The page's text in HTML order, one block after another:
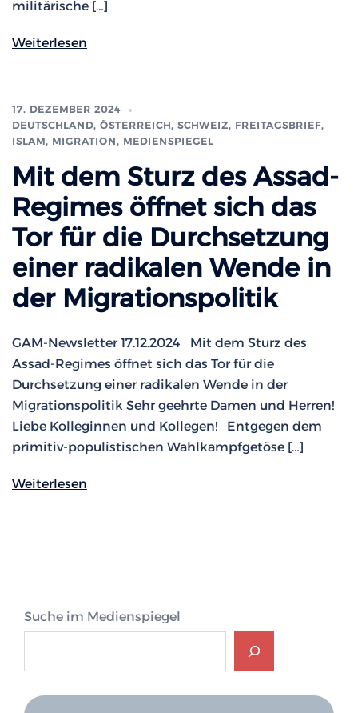
militärische […]
Weiterlesen
17. DEZEMBER 2024
DEUTSCHLAND, ÖSTERREICH, SCHWEIZ, FREITAGSBRIEF,
ISLAM, MIGRATION, MEDIENSPIEGEL
Mit dem Sturz des Assad-
Regimes öffnet sich das
Tor für die Durchsetzung
einer radikalen Wende in
der Migrationspolitik
GAM-Newsletter 17.12.2024 Mit dem Sturz des
Assad-Regimes öffnet sich das Tor für die
Durchsetzung einer radikalen Wende in der
Migrationspolitik Sehr geehrte Damen und Herren!
Liebe Kolleginnen und Kollegen! Entgegen dem
primitiv-populistischen Wahlkampfgetöse […]
Weiterlesen
Suche im Medienspiegel